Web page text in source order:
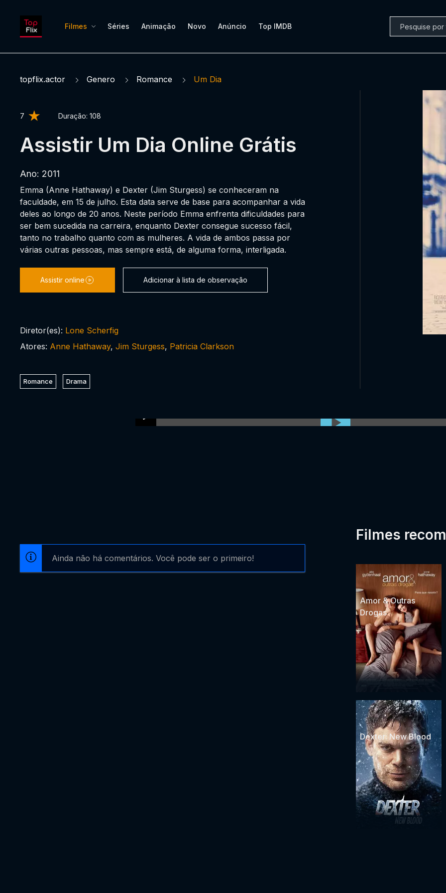
Filmes Séries Animação Novo Anúncio Top IMDB
topflix.actor Genero Romance Um Dia
7 Duração: 108
Assistir Um Dia Online Grátis
Ano: 2011
Emma (Anne Hathaway) e Dexter (Jim Sturgess) se conheceram na
faculdade, em 15 de julho. Esta data serve de base para acompanhar a vida
deles ao longo de 20 anos. Neste período Emma enfrenta dificuldades para
ser bem sucedida na carreira, enquanto Dexter consegue sucesso fácil,
tanto no trabalho quanto com as mulheres. A vida de ambos passa por
várias outras pessoas, mas sempre está, de alguma forma, interligada.
Assistir online Adicionar à lista de observação
Diretor(es): Lone Scherfig
Atores: Anne Hathaway, Jim Sturgess, Patricia Clarkson
Romance Drama
Ainda não há comentários. Você pode ser o primeiro!
Filmes
Amor & Outras
Drogas
Dexter: New Blood